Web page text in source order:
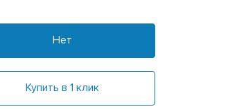
Нет
Купить в 1 клик